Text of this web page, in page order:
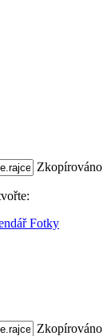
Zkopírováno
Fotky
Zkopírováno